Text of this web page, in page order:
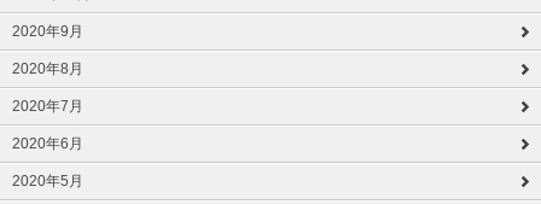
2020年9月
2020年8月
2020年7月
2020年6月
2020年5月